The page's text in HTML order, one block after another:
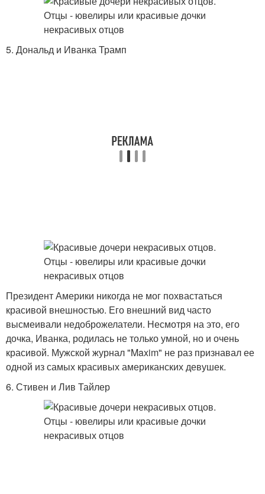
5. Дональд и Иванка Трамп
Президент Америки никогда не мог похвастаться
красивой внешностью. Его внешний вид часто
высмеивали недоброжелатели. Несмотря на это, его
дочка, Иванка, родилась не только умной, но и очень
красивой. Мужской журнал "Maxim" не раз признавал ее
одной из самых красивых американских девушек.
6. Стивен и Лив Тайлер